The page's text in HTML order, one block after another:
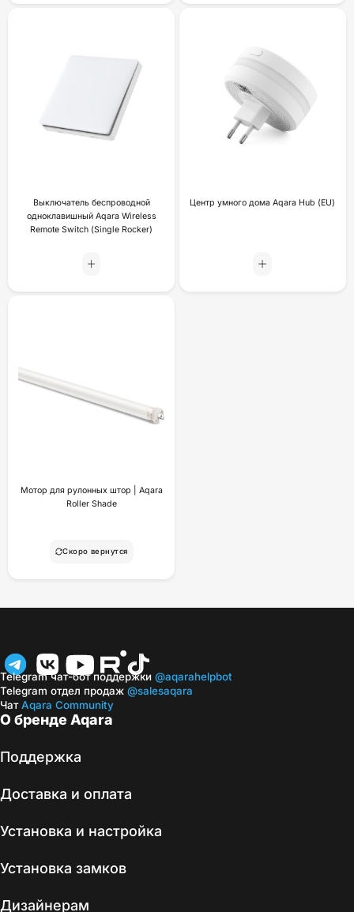
Выключатель беспроводной
одноклавишный Aqara Wireless
Remote Switch (Single Rocker)
Центр умного дома Aqara Hub (EU)
Мотор для рулонных штор | Aqara
Roller Shade
Скоро вернутся
О бренде Aqara
Поддержка
Доставка и оплата
Установка и настройка
Установка замков
Дизайнерам
Telegram чат-бот поддержки @aqarahelpbot
Telegram отдел продаж @salesaqara
ЧатAqara Community